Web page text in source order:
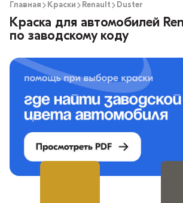
Главная Краски Renault Duster
Краска для автомобилей
по заводскому коду